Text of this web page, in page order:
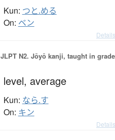
Kun: つと.める
On: ベン
JLPT N2. Jōyō kanji, taught in grade
level, average
Kun: なら.す
On: キン